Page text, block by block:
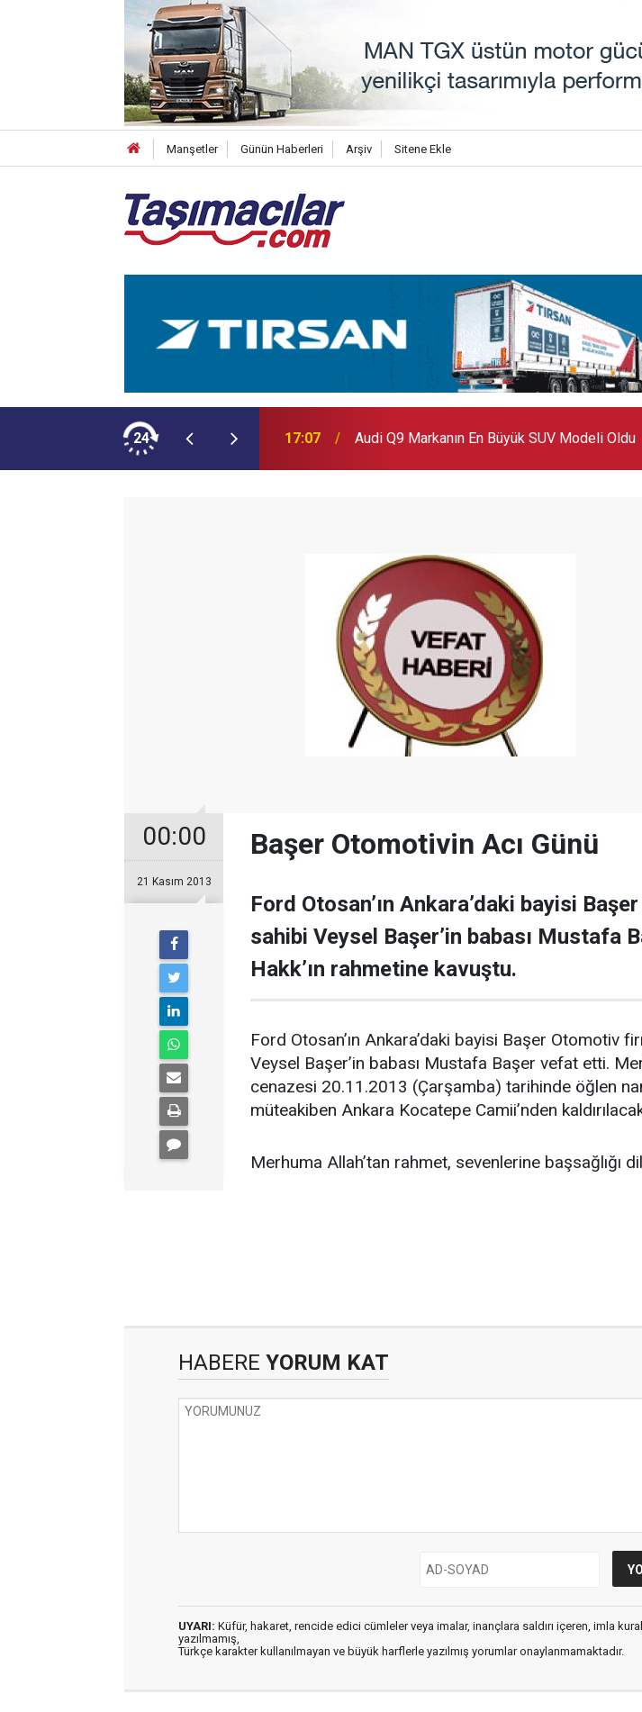
Manşetler Günün Haberleri Arşiv Sitene Ekle
24
NEOPLAN Skyliner Ekledi 17:07 Audi Q9 Markanın En Büyük SUV Modeli Oldu
00:00
21 Kasım 2013
Başer Otomotivin Acı Günü
Ford Otosan’ın Ankara’daki bayisi
sahibi Veysel Başer’in babası Mustafa
Hakk’ın rahmetine kavuştu.
Ford Otosan’ın Ankara’daki bayisi Başer Otomotiv
Veysel Başer’in babası Mustafa Başer vefat etti.
cenazesi 20.11.2013 (Çarşamba) tarihinde öğlen
müteakiben Ankara Kocatepe Camii’nden
Merhuma Allah’tan rahmet, sevenlerine başsağlığı
HABERE YORUM KAT
UYARI: Küfür, hakaret, rencide edici cümleler veya imalar, inançlara saldırı içeren, imla
yazılmamış,
Türkçe karakter kullanılmayan ve büyük harflerle yazılmış yorumlar onaylanmamaktadır.